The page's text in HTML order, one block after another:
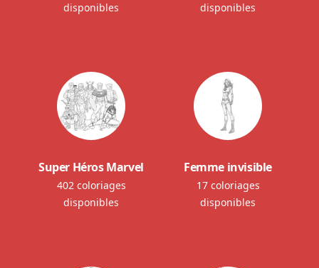
disponibles
disponibles
Super Héros Marvel
402 coloriages
disponibles
Femme invisible
17 coloriages
disponibles